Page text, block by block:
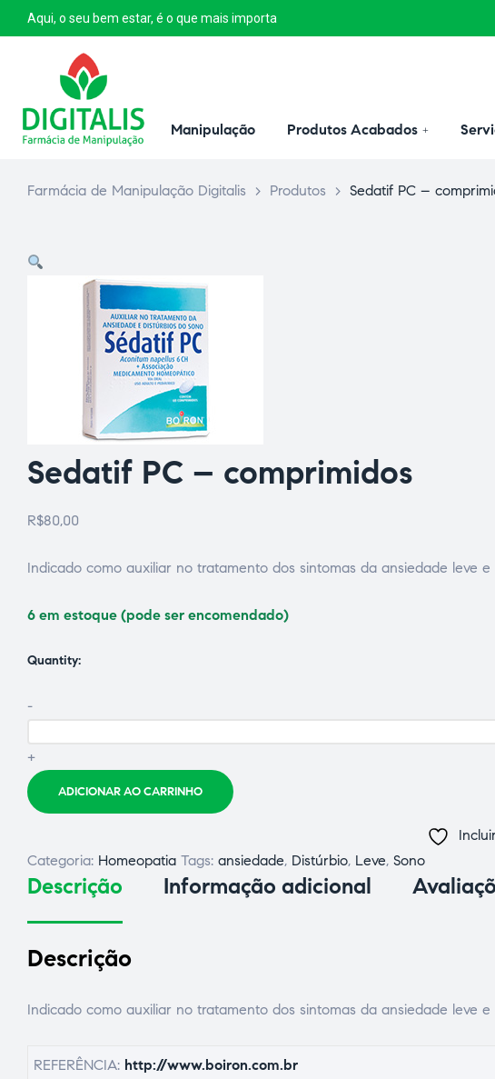
Aqui, o seu bem estar, é o que mais importa
Manipulação Produtos Acabados
Farmácia de Manipulação Digitalis > Produtos > Sedatif PC –
Sedatif PC – comprimidos
R$80,00
Indicado como auxiliar no tratamento dos sintomas da ansiedade leve e
6 em estoque (pode ser encomendado)
Quantity:
-
+
ADICIONAR AO CARRINHO
Categoria: Homeopatia Tags: ansiedade, Distúrbio, Leve, Sono
Descrição Informação adicional
Descrição
Indicado como auxiliar no tratamento dos sintomas da ansiedade leve e
REFERÊNCIA: http://www.boiron.com.br
Page